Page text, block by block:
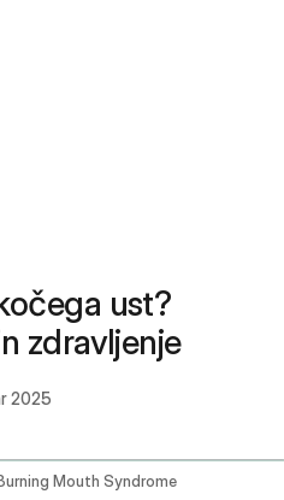
ust?
zdravljenje
2025
Mouth Syndrome